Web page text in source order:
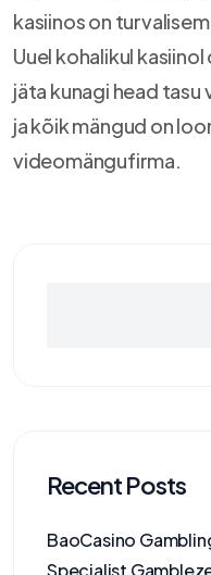
kasiinos on
Uuel kohalikul
jäta kunagi head tasu
ja kõik mängud on
videomängufirma.
Recent Posts
BaoCasino
Specialist